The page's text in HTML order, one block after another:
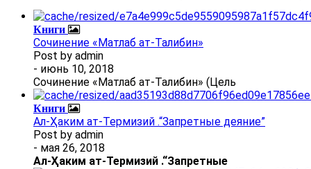
Книги
Сочинение «Матлаб ат-Талибин»
Post by admin
- июнь 10, 2018
Сочинение «Матлаб ат-Талибин» (Цель
Книги
Ал-Ҳаким ат-Термизий .“Запретные деяние”
Post by admin
- мая 26, 2018
Ал-Ҳаким ат-Термизий .“Запретные